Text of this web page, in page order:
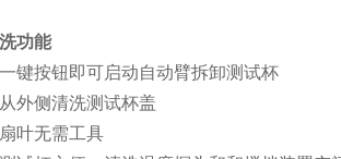
功能
键按钮即可启动自动臂拆卸测试杯
外侧清洗测试杯盖
叶无需工具